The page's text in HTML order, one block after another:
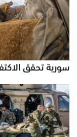
سورية تحقق الاكتفاء